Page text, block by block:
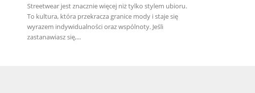
Streetwear jest znacznie więcej niż tylko stylem ubioru.
To kultura, która przekracza granice mody i staje się
wyrazem indywidualności oraz wspólnoty. Jeśli
zastanawiasz się,...